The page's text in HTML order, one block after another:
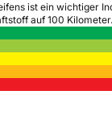
ist ein wichtiger
auf 100 Kilometer.